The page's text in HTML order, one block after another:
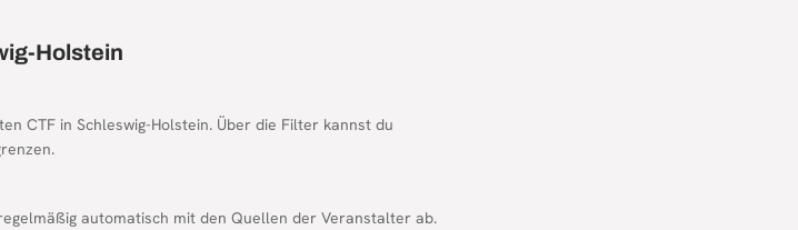
Holstein
CTF in Schleswig-Holstein. Über die Filter kannst du
automatisch mit den Quellen der Veranstalter ab.